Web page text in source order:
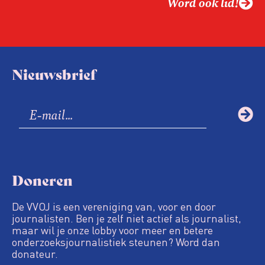
Nieuwsbrief
Doneren
De VVOJ is een vereniging van, voor en door
journalisten. Ben je zelf niet actief als journalist,
maar wil je onze lobby voor meer en betere
onderzoeksjournalistiek steunen? Word dan
donateur.